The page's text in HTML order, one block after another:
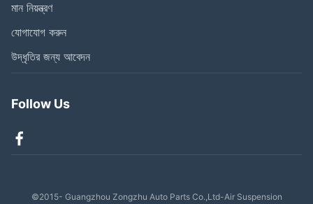
মান নিয়ন্ত্রণ
যোগাযোগ করুন
উদ্ধৃতির জন্য আবেদন
Follow Us
©2015- Guangzhou Zongzhu Auto Parts Co.,Ltd-Air Suspension